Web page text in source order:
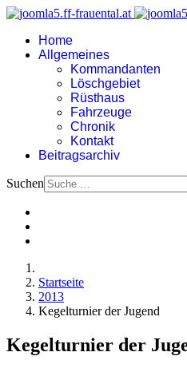
Home
Allgemeines
Kommandanten
Löschgebiet
Rüsthaus
Fahrzeuge
Chronik
Kontakt
Beitragsarchiv
Suchen
Startseite
2013
Kegelturnier der Jugend
Kegelturnier der